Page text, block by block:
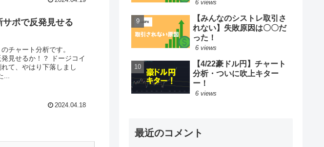
サポで反発見せる
チャート分析です。
見せるか！？ ドージコイ
て、やはり下落しまし
...
2024.04.18
6 views
【みんなのシストレ取引さ
れない】失敗原因は〇〇だ
った！
6 views
【4/22豪ドル円】チャート
分析・ついに吹上キター
ー！
6 views
最近のコメント